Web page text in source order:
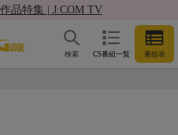
品特集 | J:COM TV
CS番組一覧 番組表
検索